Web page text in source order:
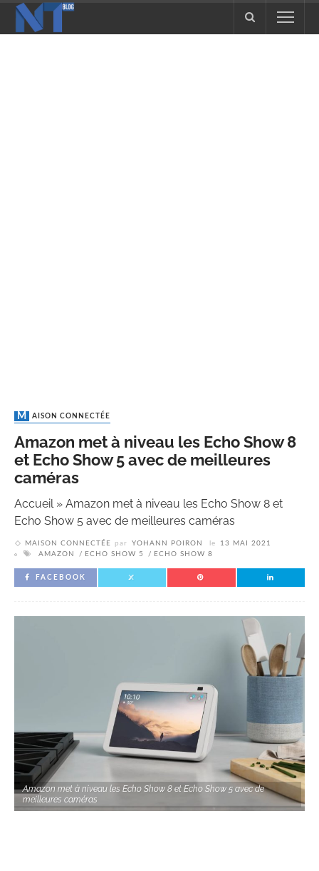
MAISON CONNECTÉE
Amazon met à niveau les Echo Show 8
et Echo Show 5 avec de meilleures
caméras
Accueil» Amazon met à niveau les Echo Show 8 et
Echo Show 5 avec de meilleures caméras
MAISON CONNECTÉE par YOHANN POIRON le
13 MAI 2021
AMAZON
ECHO SHOW 5 ECHO SHOW 8
FACEBOOK
Amazon met à niveau les Echo Show 8 et Echo Show 5 avec de
meilleures caméras